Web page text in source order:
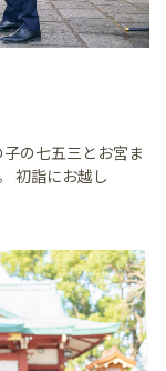
の七五三とお宮ま
初詣にお越し